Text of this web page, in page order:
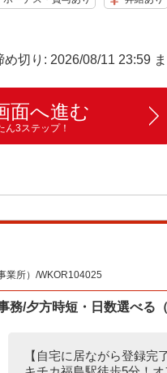
切り: 2026/08/11 23:59
面へ進む
ん3ステップ！
業所）/WKOR104025
務/夕方時短・日数選べる
【自宅に居ながら登録